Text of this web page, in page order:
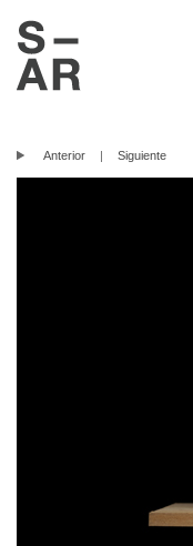
Anterior | Siguiente